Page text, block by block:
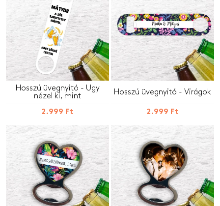
Hosszú üvegnyitó - Úgy
nézel ki, mint
2.999 Ft
Hosszú üvegnyitó - Virágok
2.999 Ft